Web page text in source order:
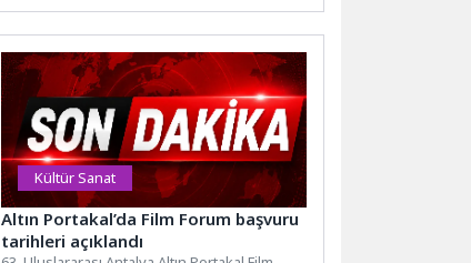
Kültür Sanat
Altın Portakal’da Film Forum başvuru
tarihleri açıklandı